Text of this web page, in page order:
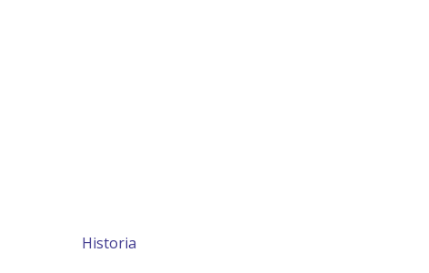
Historia